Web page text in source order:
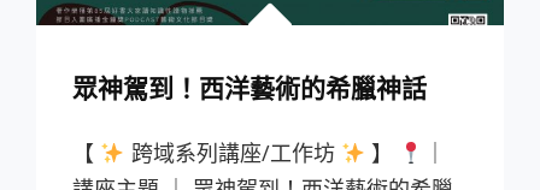
眾神駕到！西洋藝術的希臘神話
【 跨域系列講座/工作坊 】